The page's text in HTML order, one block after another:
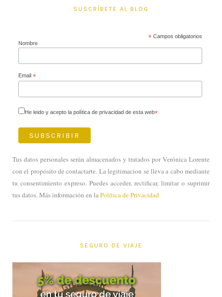
SUSCRÍBETE AL BLOG
*Campos obligatorios
Nombre
Email *
He leido y acepto la política de privacidad de esta web*
Tus datos personales serán almacenados y tratados por Verónica Lorente
con el propósito de contactarte. La legitimacion se lleva a cabo mediante
tu consentimiento expreso. Puedes acceder, rectificar, limitar o suprimir
tus datos. Más información en laPolítica de Privacidad
SEGURO DE VIAJE